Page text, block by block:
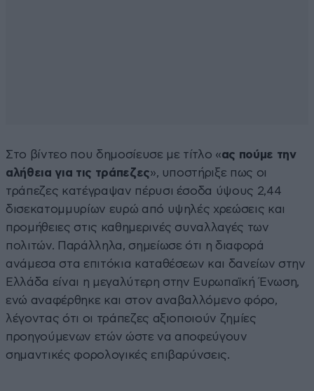
Στο βίντεο που δημοσίευσε με τίτλο «ας πούμε την
αλήθεια για τις τράπεζες», υποστήριξε πως οι
τράπεζες κατέγραψαν πέρυσι έσοδα ύψους 2,44
δισεκατομμυρίων ευρώ από υψηλές χρεώσεις και
προμήθειες στις καθημερινές συναλλαγές των
πολιτών. Παράλληλα, σημείωσε ότι η διαφορά
ανάμεσα στα επιτόκια καταθέσεων και δανείων στην
Ελλάδα είναι η μεγαλύτερη στην Ευρωπαϊκή Ένωση,
ενώ αναφέρθηκε και στον αναβαλλόμενο φόρο,
λέγοντας ότι οι τράπεζες αξιοποιούν ζημίες
προηγούμενων ετών ώστε να αποφεύγουν
σημαντικές φορολογικές επιβαρύνσεις.